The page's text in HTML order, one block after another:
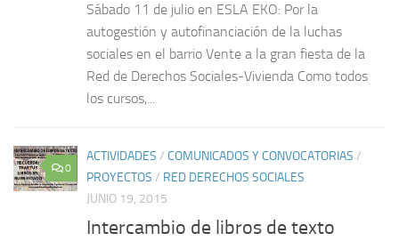
Sábado 11 de julio en ESLA EKO: Por la
autogestión y autofinanciación de la luchas
sociales en el barrio Vente a la gran fiesta de la
Red de Derechos Sociales-Vivienda Como todos
los cursos,...
0
ACTIVIDADES / COMUNICADOS Y CONVOCATORIAS /
PROYECTOS / RED DERECHOS SOCIALES
JUNIO 19, 2015
Intercambio de libros de texto